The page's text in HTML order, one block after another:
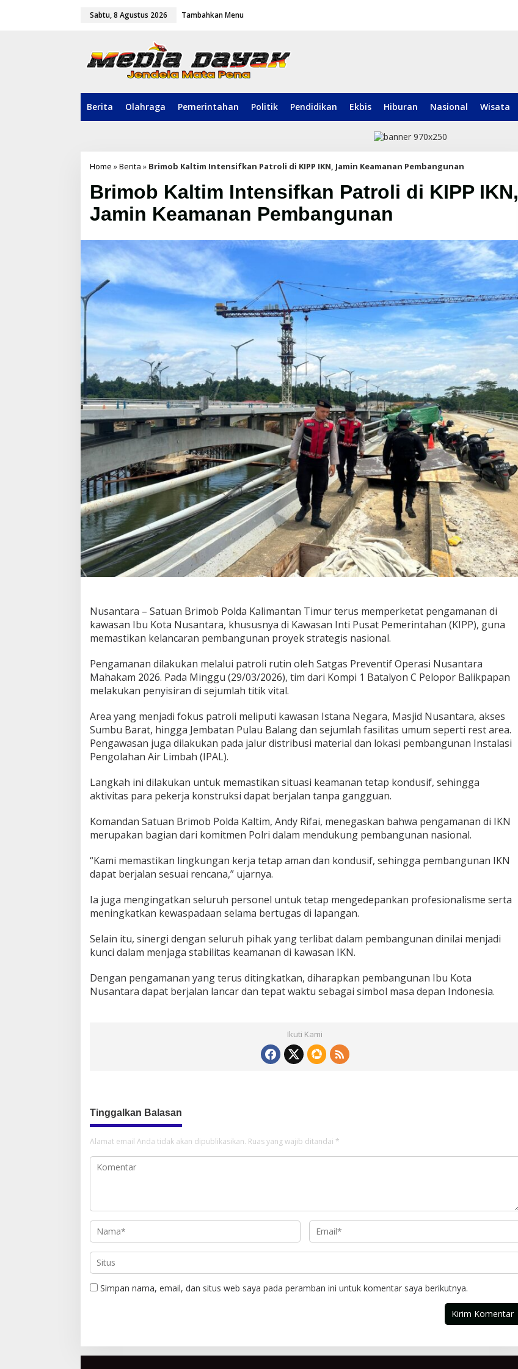
Sabtu, 8 Agustus 2026 Tambahkan Menu
Berita Olahraga Pemerintahan Politik Pendidikan Ekbis Hiburan Nasional Wisata
Home »Berita » Brimob Kaltim Intensifkan Patroli di KIPP IKN, Jamin Keamanan Pembangunan
Brimob Kaltim Intensifkan Patroli di KIPP IKN,
Jamin Keamanan Pembangunan
Nusantara – Satuan Brimob Polda Kalimantan Timur terus memperketat pengamanan di
kawasan Ibu Kota Nusantara, khususnya di Kawasan Inti Pusat Pemerintahan (KIPP), guna
memastikan kelancaran pembangunan proyek strategis nasional.
Pengamanan dilakukan melalui patroli rutin oleh Satgas Preventif Operasi Nusantara
Mahakam 2026. Pada Minggu (29/03/2026), tim dari Kompi 1 Batalyon C Pelopor Balikpapan
melakukan penyisiran di sejumlah titik vital.
Area yang menjadi fokus patroli meliputi kawasan Istana Negara, Masjid Nusantara, akses
Sumbu Barat, hingga Jembatan Pulau Balang dan sejumlah fasilitas umum seperti rest area.
Pengawasan juga dilakukan pada jalur distribusi material dan lokasi pembangunan Instalasi
Pengolahan Air Limbah (IPAL).
Langkah ini dilakukan untuk memastikan situasi keamanan tetap kondusif, sehingga
aktivitas para pekerja konstruksi dapat berjalan tanpa gangguan.
Komandan Satuan Brimob Polda Kaltim, Andy Rifai, menegaskan bahwa pengamanan di IKN
merupakan bagian dari komitmen Polri dalam mendukung pembangunan nasional.
“Kami memastikan lingkungan kerja tetap aman dan kondusif, sehingga pembangunan IKN
dapat berjalan sesuai rencana,” ujarnya.
Ia juga mengingatkan seluruh personel untuk tetap mengedepankan profesionalisme serta
meningkatkan kewaspadaan selama bertugas di lapangan.
Selain itu, sinergi dengan seluruh pihak yang terlibat dalam pembangunan dinilai menjadi
kunci dalam menjaga stabilitas keamanan di kawasan IKN.
Dengan pengamanan yang terus ditingkatkan, diharapkan pembangunan Ibu Kota
Nusantara dapat berjalan lancar dan tepat waktu sebagai simbol masa depan Indonesia.
Ikuti Kami
Tinggalkan Balasan
Alamat email Anda tidak akan dipublikasikan. Ruas yang wajib ditandai *
Simpan nama, email, dan situs web saya pada peramban ini untuk komentar saya berikutnya.